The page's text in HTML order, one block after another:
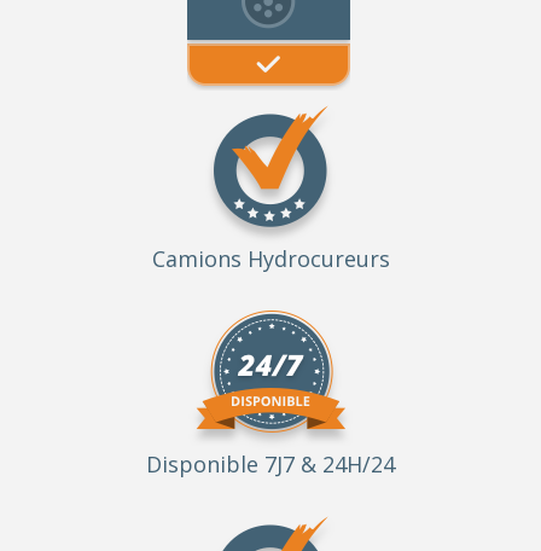
Camions Hydrocureurs
Disponible 7J7 & 24H/24